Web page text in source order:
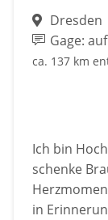
Dresden
Gage:
ca. 137 km
Ich bin
schenke
in